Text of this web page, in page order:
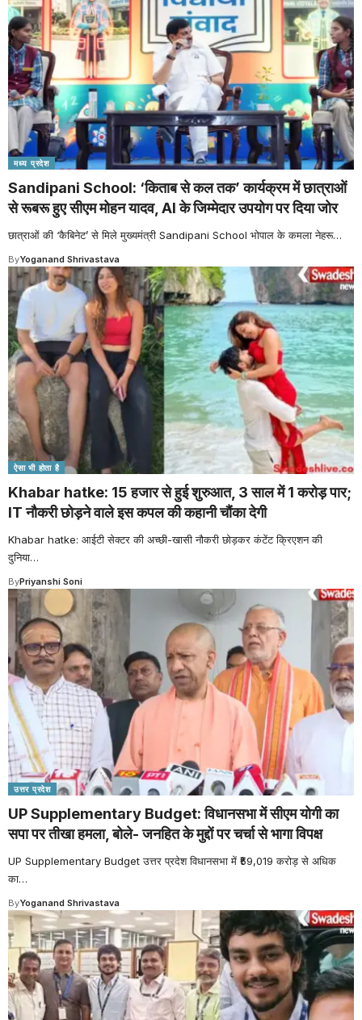
मध्य प्रदेश
Sandipani School: ‘किताब से कल तक’ कार्यक्रम में छात्राओं
से रूबरू हुए सीएम मोहन यादव, AI के जिम्मेदार उपयोग पर दिया जोर
छात्राओं की ‘कैबिनेट’ से मिले मुख्यमंत्री Sandipani School भोपाल के कमला नेहरू…
ByYoganand Shrivastava
ऐसा भी होता है
Khabar hatke: 15 हजार से हुई शुरुआत, 3 साल में 1 करोड़ पार;
IT नौकरी छोड़ने वाले इस कपल की कहानी चौंका देगी
Khabar hatke: आईटी सेक्टर की अच्छी-खासी नौकरी छोड़कर कंटेंट क्रिएशन की
दुनिया…
ByPriyanshi Soni
उत्तर प्रदेश
UP Supplementary Budget: विधानसभा में सीएम योगी का
सपा पर तीखा हमला, बोले- जनहित के मुद्दों पर चर्चा से भागा विपक्ष
UP Supplementary Budget उत्तर प्रदेश विधानसभा में ₹59,019 करोड़ से अधिक
का…
ByYoganand Shrivastava